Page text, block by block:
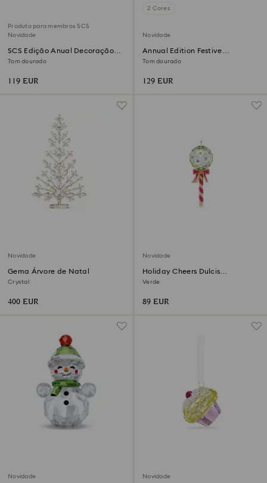
Produto para membros SCS
Novidade
SCS Edição Anual Decoração
Bola 2026
Tom dourado
119 EUR
2 Cores
Novidade
Annual Edition Festive
Decoração 3D 2026
Tom dourado
129 EUR
Novidade
Gema Árvore de Natal
Crystal
400 EUR
Novidade
Holiday Cheers Dulcis
Decoração Chupa-chupa
Verde
89 EUR
Novidade Novidade